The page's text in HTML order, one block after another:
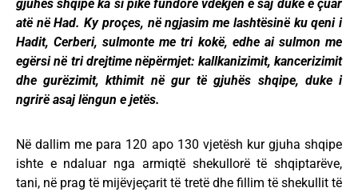
gjuhës shqipe ka si pikë fundore vdekjen e saj duke e çuar
atë në Had. Ky proçes, në ngjasim me lashtësinë ku qeni i
Hadit, Cerberi, sulmonte me tri kokë, edhe ai sulmon me
egërsi në tri drejtime nëpërmjet: kallkanizimit, kancerizimit
dhe gurëzimit, kthimit në gur të gjuhës shqipe, duke i
ngrirë asaj lëngun e jetës.
Në dallim me para 120 apo 130 vjetësh kur gjuha shqipe
ishte e ndaluar nga armiqtë shekullorë të shqiptarëve,
tani, në prag të mijëvjeçarit të tretë dhe fillim të shekullit të